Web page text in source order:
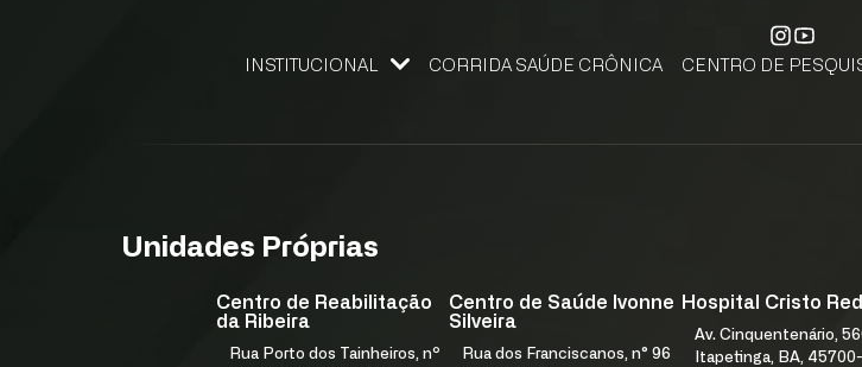
INSTITUCIONAL CORRIDA SAÚDE CRÔNICA CENTRO DE
Unidades Próprias
Centro de Reabilitação
da Ribeira
Rua Porto dos Tainheiros, nº
Centro de Saúde Ivonne
Silveira
Rua dos Franciscanos, n° 96
Hospital Cristo
Av. Cinquentenário,
Itapetinga, BA,